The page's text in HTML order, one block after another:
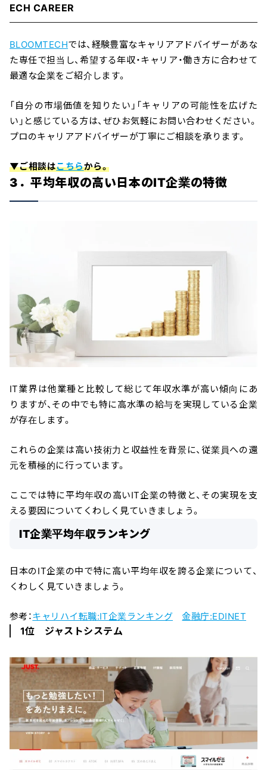
ECH CAREER
BLOOMTECHでは、経験豊富なキャリアアドバイザーがあな
た専任で担当し、希望する年収・キャリア・働き方に合わせて
最適な企業をご紹介します。
「自分の市場価値を知りたい」「キャリアの可能性を広げた
い」と感じている方は、ぜひお気軽にお問い合わせください。
プロのキャリアアドバイザーが丁寧にご相談を承ります。
▼ご相談はこちらから。
3．平均年収の高い日本のIT企業の特徴
IT業界は他業種と比較して総じて年収水準が高い傾向にあ
りますが、その中でも特に高水準の給与を実現している企業
が存在します。
これらの企業は高い技術力と収益性を背景に、従業員への還
元を積極的に行っています。
ここでは特に平均年収の高いIT企業の特徴と、その実現を支
える要因についてくわしく見ていきましょう。
IT企業平均年収ランキング
日本のIT企業の中で特に高い平均年収を誇る企業について、
くわしく見ていきましょう。
参考：キャリハイ転職:IT企業ランキング 金融庁:EDINET
1位 ジャストシステム